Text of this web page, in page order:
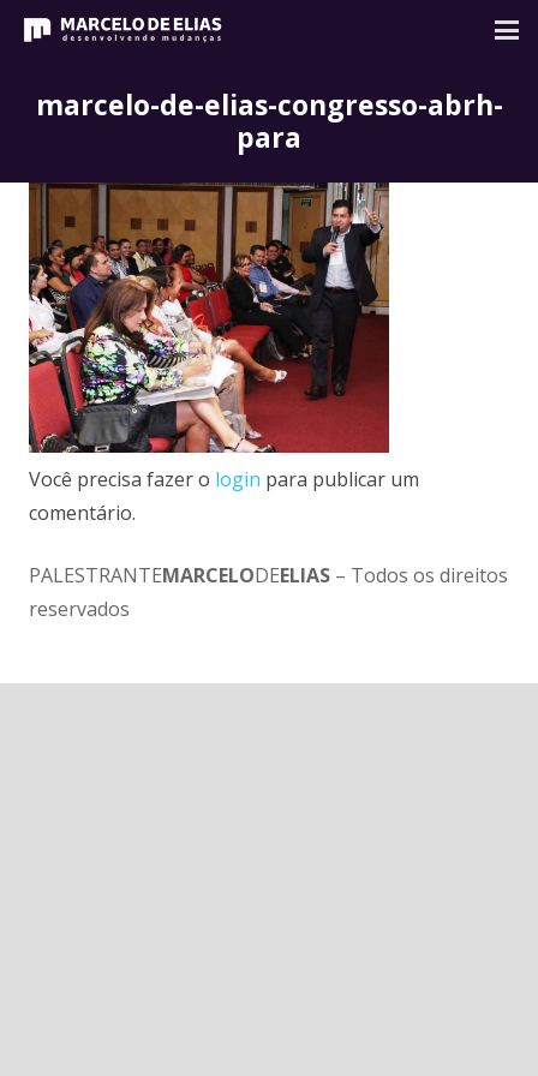
marcelo-de-elias-congresso-abrh-
para
Você precisa fazer o login para publicar um
comentário.
PALESTRANTEMARCELODEELIAS – Todos os direitos
reservados